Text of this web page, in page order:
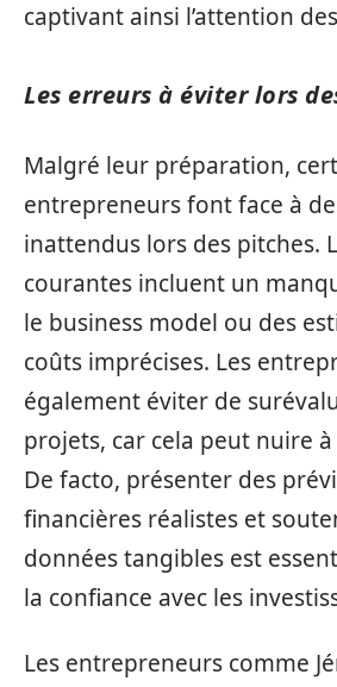
captivant ainsi l’attention
Les erreurs à éviter lors
Malgré leur préparation,
entrepreneurs font face à
inattendus lors des pitches.
courantes incluent un
le business model ou des
coûts imprécises. Les
également éviter de
projets, car cela peut nuire
De facto, présenter des
financières réalistes et
données tangibles est
la confiance avec les
Les entrepreneurs comme